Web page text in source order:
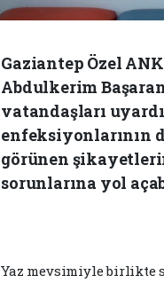
Gaziantep Özel
Abdulkerim
vatandaşları
enfeksiyonlarının
görünen
sorunlarına yol
Yaz mevsimiyle birlikte